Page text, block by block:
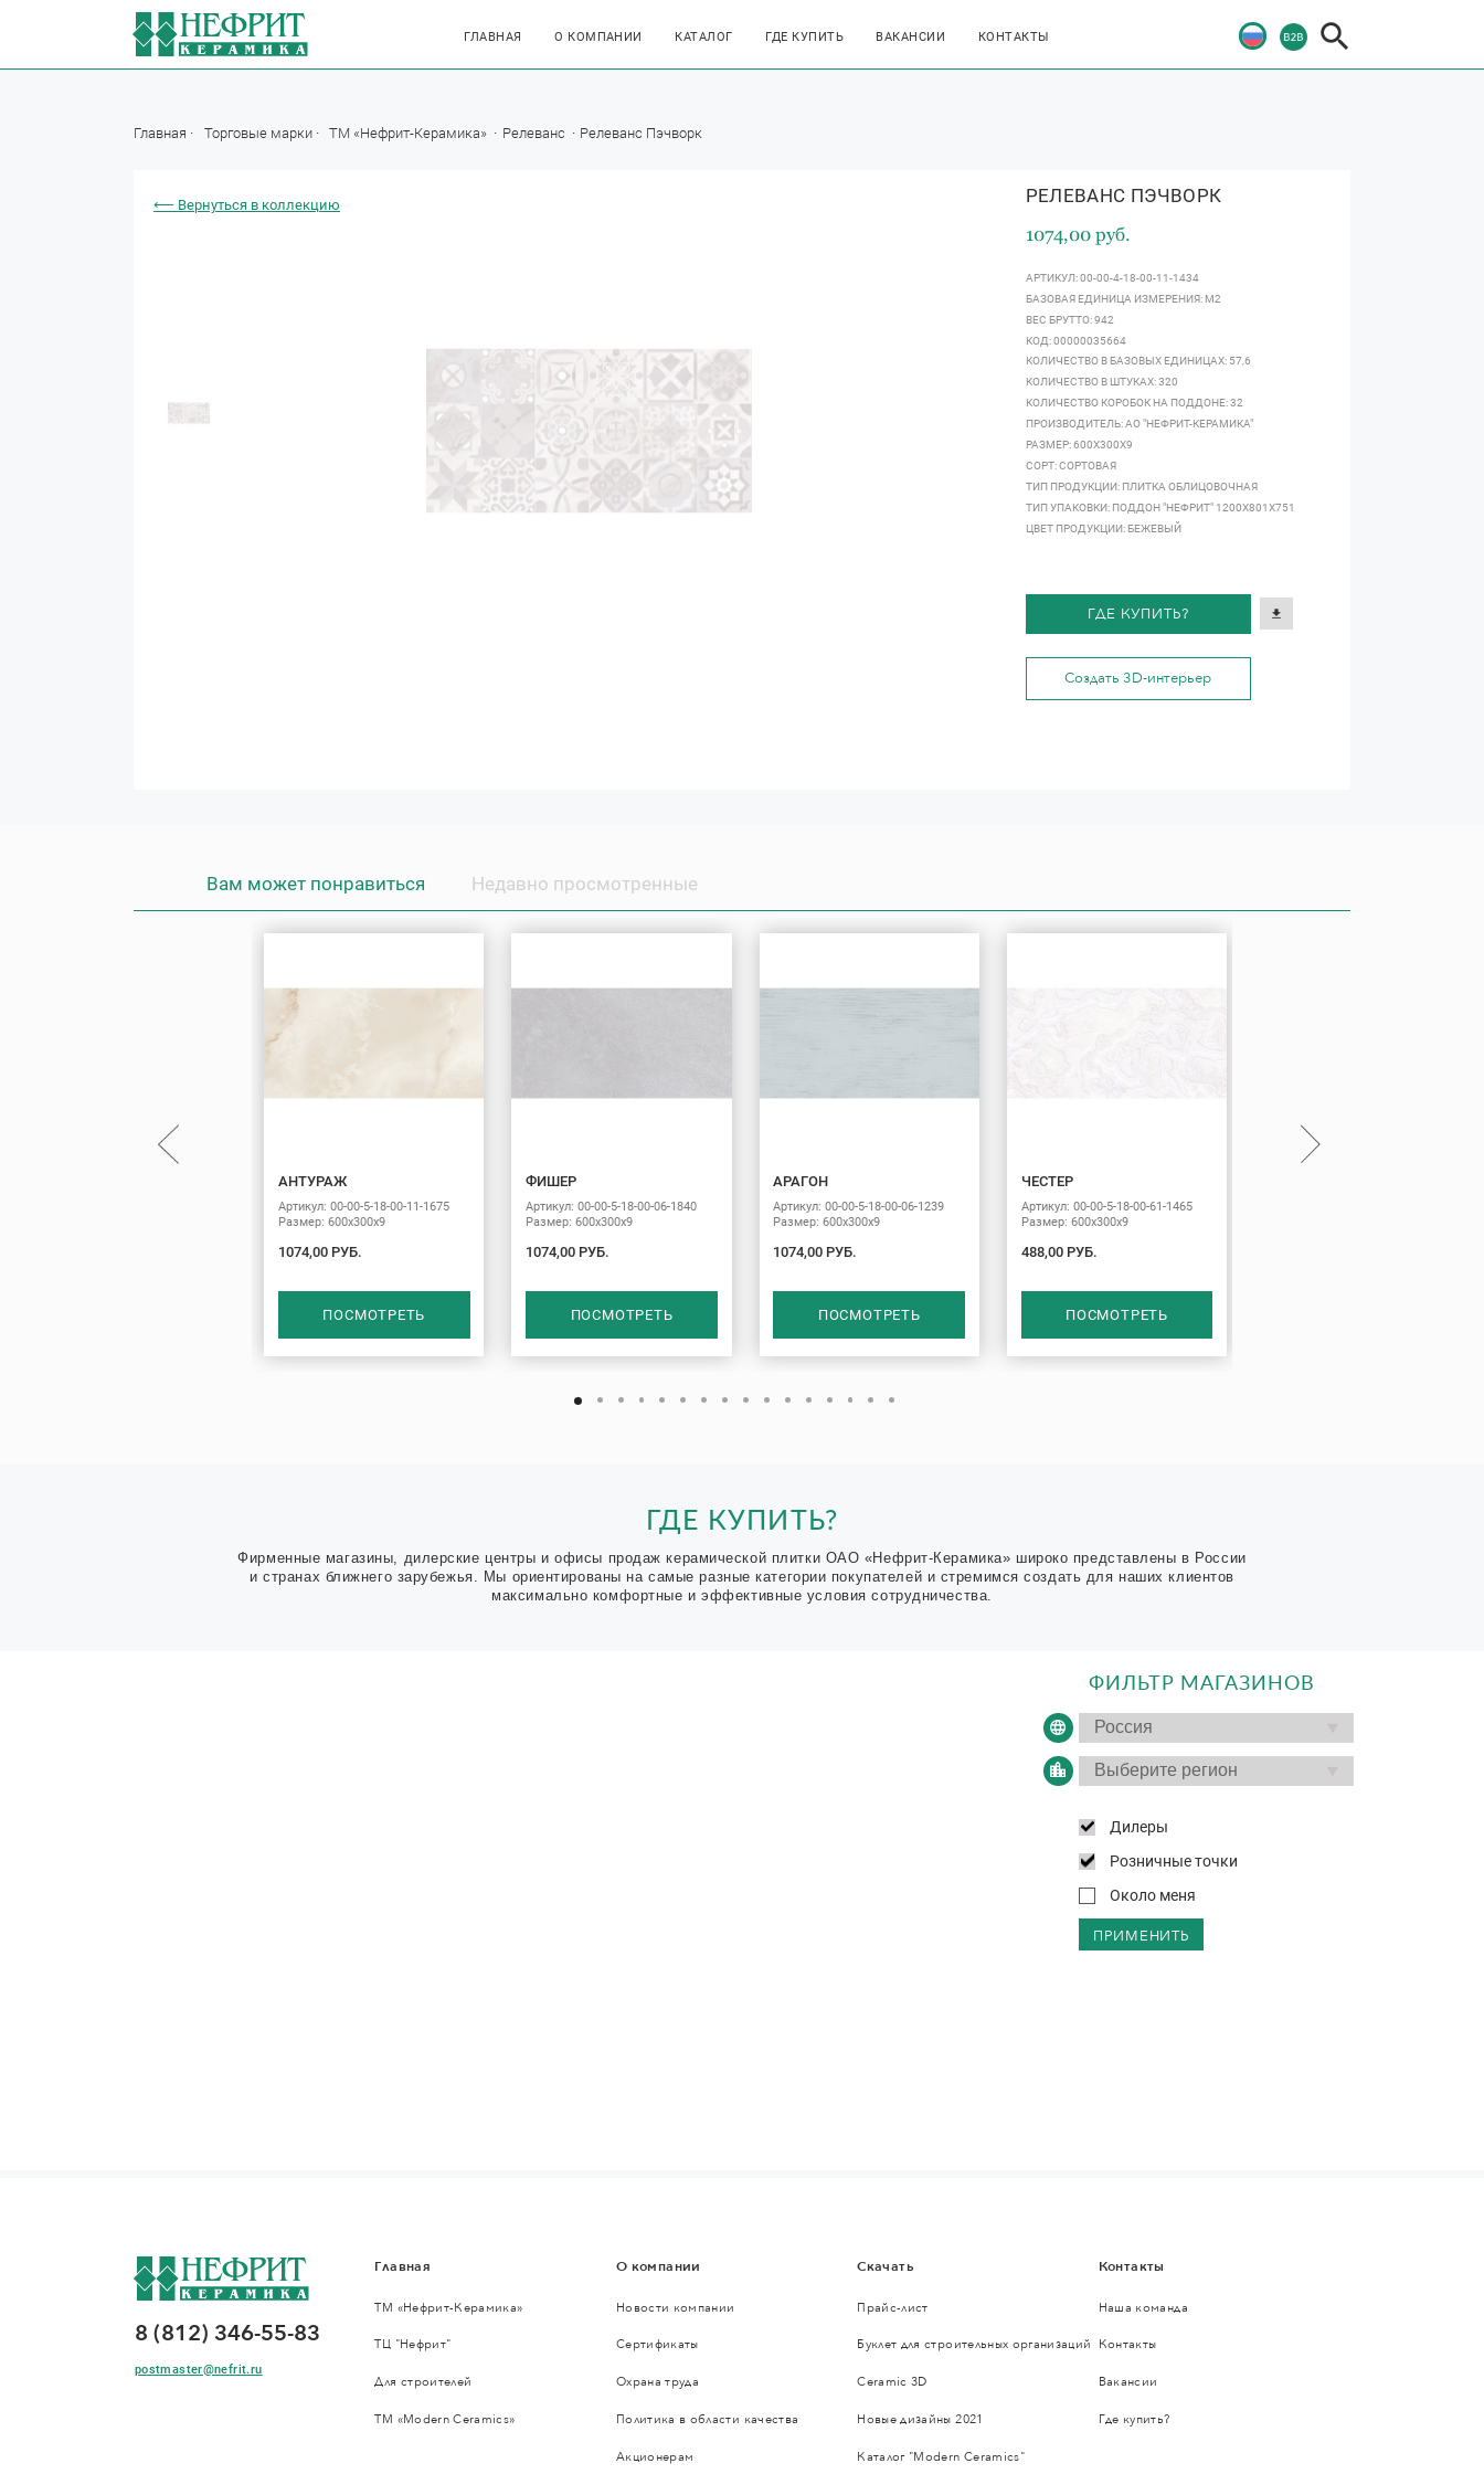
ГЛАВНАЯ О КОМПАНИИ КАТАЛОГ ГДЕ КУПИТЬ ВАКАНСИИ КОНТАКТЫ
Главная Торговые марки ТМ «Нефрит-Керамика» Релеванс Релеванс Пэчворк
⟵ Вернуться в коллекцию РЕЛЕВАНС ПЭЧВОРК
1074,00 руб.
АРТИКУЛ: 00-00-4-18-00-11-1434
БАЗОВАЯ ЕДИНИЦА ИЗМЕРЕНИЯ: М2
ВЕС БРУТТО: 942
КОД: 00000035664
КОЛИЧЕСТВО В БАЗОВЫХ ЕДИНИЦАХ: 57,6
КОЛИЧЕСТВО В ШТУКАХ: 320
КОЛИЧЕСТВО КОРОБОК НА ПОДДОНЕ: 32
ПРОИЗВОДИТЕЛЬ: АО "НЕФРИТ-КЕРАМИКА"
РАЗМЕР: 600Х300Х9
СОРТ: СОРТОВАЯ
ТИП ПРОДУКЦИИ: ПЛИТКА ОБЛИЦОВОЧНАЯ
ТИП УПАКОВКИ: ПОДДОН "НЕФРИТ" 1200Х801Х751
ЦВЕТ ПРОДУКЦИИ: БЕЖЕВЫЙ
ГДЕ КУПИТЬ?
Создать 3D-интерьер
Вам может понравиться Недавно просмотренные
АНТУРАЖ
Артикул: 00-00-5-18-00-11-1675
Размер: 600х300х9
1074,00 РУБ.
ПОСМОТРЕТЬ
ФИШЕР
Артикул: 00-00-5-18-00-06-1840
Размер: 600х300х9
1074,00 РУБ.
ПОСМОТРЕТЬ
АРАГОН
Артикул: 00-00-5-18-00-06-1239
Размер: 600х300х9
1074,00 РУБ.
ПОСМОТРЕТЬ
ЧЕСТЕР
Артикул: 00-00-5-18-00-61-1465
Размер: 600х300х9
488,00 РУБ.
ПОСМОТРЕТЬ
ГДЕ КУПИТЬ?
Фирменные магазины, дилерские центры и офисы продаж керамической плитки ОАО «Нефрит-Керамика» широко представлены в России
и странах ближнего зарубежья. Мы ориентированы на самые разные категории покупателей и стремимся создать для наших клиентов
максимально комфортные и эффективные условия сотрудничества.
ФИЛЬТР МАГАЗИНОВ
Дилеры
Розничные точки
Около меня
ПРИМЕНИТЬ
8 (812) 346-55-83
postmaster@nefrit.ru
Главная
ТМ «Нефрит-Керамика»
ТЦ "Нефрит"
Для строителей
ТМ «Modern Ceramics»
О компании
Новости компании
Сертификаты
Охрана труда
Политика в области качества
Акционерам
Скачать
Прайс-лист
Буклет для строительных организаций
Ceramic 3D
Новые дизайны 2021
Каталог "Modern Ceramics"
Контакты
Наша команда
Контакты
Вакансии
Где купить?